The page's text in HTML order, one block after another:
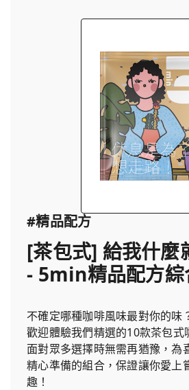
#精品配方
[茶包式] 給我什麼
- 5min精品配方綜
不確定哪種咖啡風味最對你的味
歡迎體驗我們精選的10款茶包式
面對眾多選擇時無需再猶豫，為
精心準備的組合，保證讓你愛上
趣！